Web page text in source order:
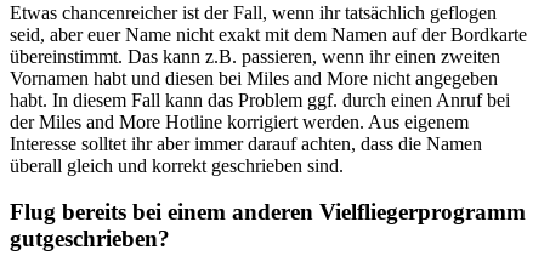
Etwas chancenreicher ist der Fall, wenn ihr tatsächlich geflogen
seid, aber euer Name nicht exakt mit dem Namen auf der Bordkarte
übereinstimmt. Das kann z.B. passieren, wenn ihr einen zweiten
Vornamen habt und diesen bei Miles and More nicht angegeben
habt. In diesem Fall kann das Problem ggf. durch einen Anruf bei
der Miles and More Hotline korrigiert werden. Aus eigenem
Interesse solltet ihr aber immer darauf achten, dass die Namen
überall gleich und korrekt geschrieben sind.
Flug bereits bei einem anderen Vielfliegerprogramm
gutgeschrieben?